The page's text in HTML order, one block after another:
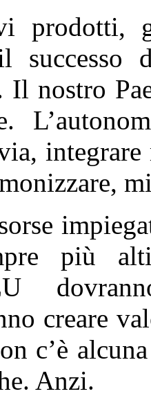
prodotti,
successo
Il nostro
più
creare
c’è
Anzi.